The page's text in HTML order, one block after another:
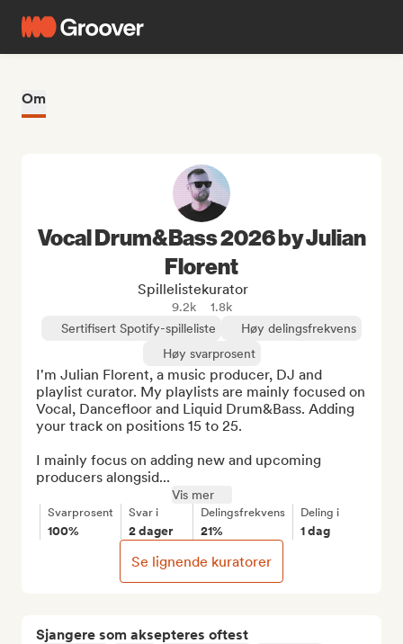
Om
Sjangere som aksepteres oftest
Vocal Drum&Bass 2026 by Julian
Florent
Spillelistekurator
9.2k
1.8k
Sertifisert Spotify-spilleliste
Høy delingsfrekvens
Høy svarprosent
I'm Julian Florent, a music producer, DJ and
playlist curator. My playlists are mainly focused on
Vocal, Dancefloor and Liquid Drum&Bass. Adding
your track on positions 15 to 25.
I mainly focus on adding new and upcoming
producers alongsid...
Vis mer
Svarprosent
100%
Svar i
2 dager
Delingsfrekvens
21%
Deling i
1 dag
Se lignende kuratorer